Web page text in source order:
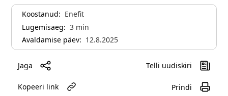
Koostanud: Enefit
Lugemisaeg: 3 min
Avaldamise päev: 12.8.2025
Jaga Telli uudiskiri
Prindi
Kopeeri link